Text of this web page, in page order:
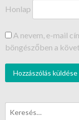
Honlap
A nevem, e-mail
böngészőben a